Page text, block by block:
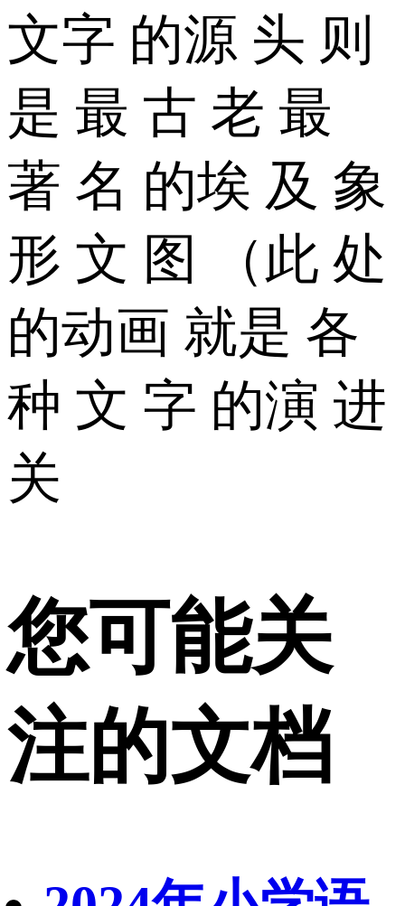
文字 的源 头 则
是 最 古 老 最
著 名 的埃 及 象
形 文 图 （此 处
的动画 就是 各
种 文 字 的演 进
关
您可能关
注的文档